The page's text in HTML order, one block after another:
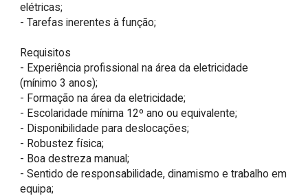
elétricas;
- Tarefas inerentes à função;
Requisitos
- Experiência profissional na área da eletricidade
(mínimo 3 anos);
- Formação na área da eletricidade;
- Escolaridade mínima 12º ano ou equivalente;
- Disponibilidade para deslocações;
- Robustez física;
- Boa destreza manual;
- Sentido de responsabilidade, dinamismo e trabalho em
equipa;